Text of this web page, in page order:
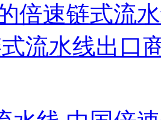
倍速链式流
流水线出口